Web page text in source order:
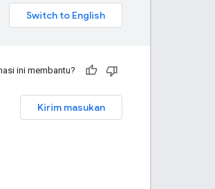
ini membantu?
Kirim masukan